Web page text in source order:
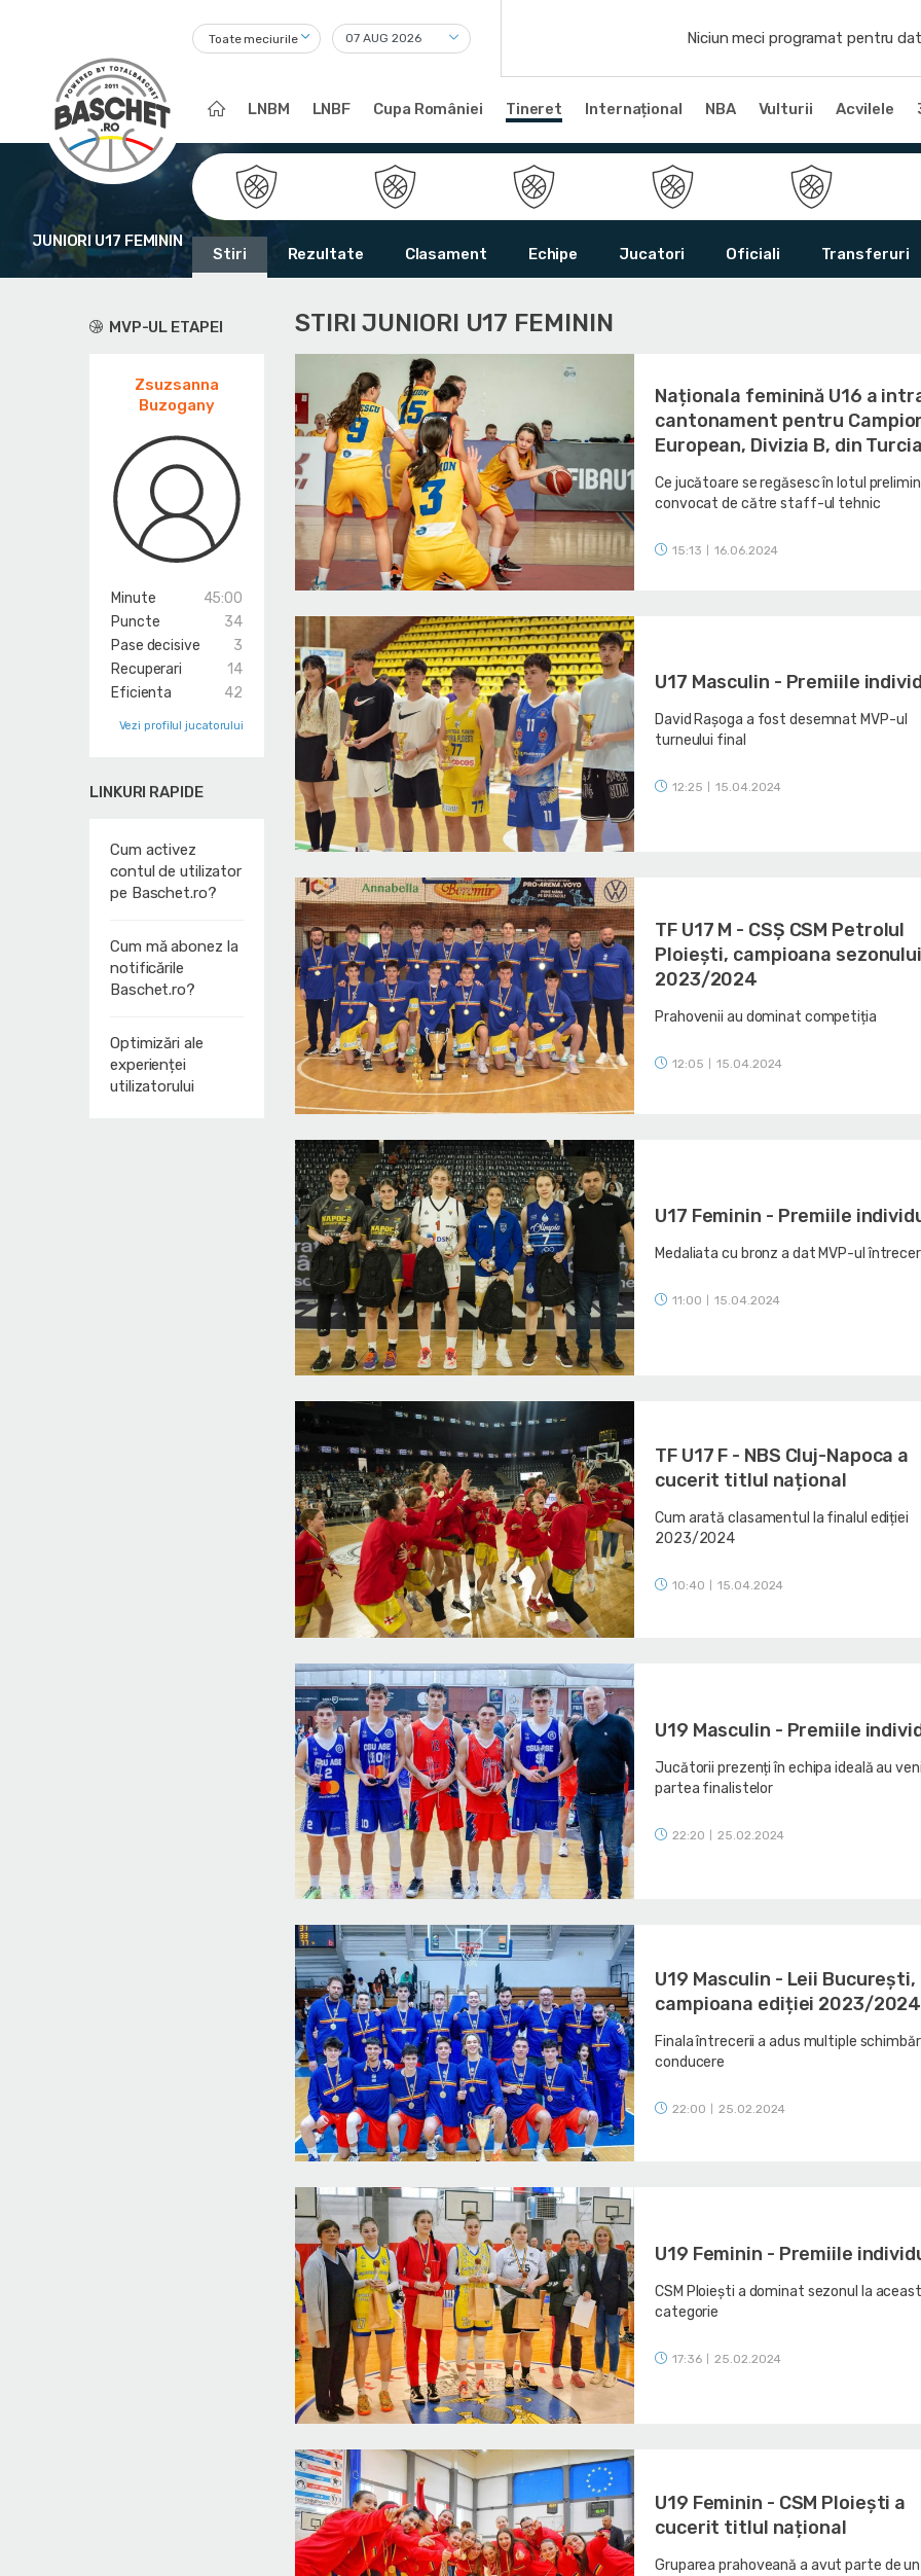
Toate meciurile Niciun meci programat pentru
LNBM LNBF Cupa României Tineret Internațional NBA Vulturii Acvilele
JUNIORI U17 FEMININ
Stiri Rezultate Clasament Echipe Jucatori Oficiali Transferuri
MVP-UL ETAPEI
Zsuzsanna
Buzogany
Minute
45:00
Puncte
34
Pase decisive
3
Recuperari
14
Eficienta
42
Vezi profilul jucatorului
LINKURI RAPIDE
Cum activez
contul de utilizator
pe Baschet.ro?
Cum mă abonez la
notificările
Baschet.ro?
Optimizări ale
experienței
utilizatorului
STIRI JUNIORI U17 FEMININ
Naționala feminină U16 a
cantonament pentru
European, Divizia B, din Turcia
Ce jucătoare se regăsesc în lotul
convocat de către staff-ul tehnic
15:13 16.06.2024
U17 Masculin - Premiile
David Rașoga a fost desemnat MVP-ul
turneului final
12:25 15.04.2024
TF U17 M - CSȘ CSM Petrolul
Ploiești, campioana sezonului
2023/2024
Prahovenii au dominat competiția
12:05 15.04.2024
U17 Feminin - Premiile
Medaliata cu bronz a dat MVP-ul
11:00 15.04.2024
TF U17 F - NBS Cluj-Napoca a
cucerit titlul național
Cum arată clasamentul la finalul ediției
2023/2024
10:40 15.04.2024
U19 Masculin - Premiile
Jucătorii prezenți în echipa ideală au
partea finalistelor
22:20 25.02.2024
U19 Masculin - Leii București,
campioana ediției 2023/2024
Finala întrecerii a adus multiple
conducere
22:00 25.02.2024
U19 Feminin - Premiile
CSM Ploiești a dominat sezonul la
categorie
17:36 25.02.2024
U19 Feminin - CSM Ploiești a
cucerit titlul național
Gruparea prahoveană a avut parte de